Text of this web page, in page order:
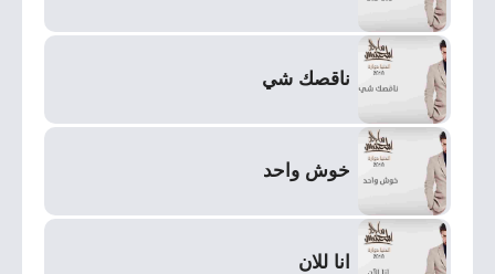
ناقصك شي
خوش واحد
انا للان